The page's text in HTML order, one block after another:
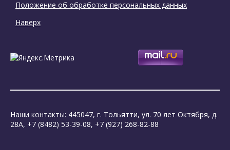
Положение об обработке персональных данных
Наверх
Наши контакты: 445047, г. Тольятти, ул. 70 лет Октября, д.
28А, +7 (8482) 53-39-08, +7 (927) 268-82-88